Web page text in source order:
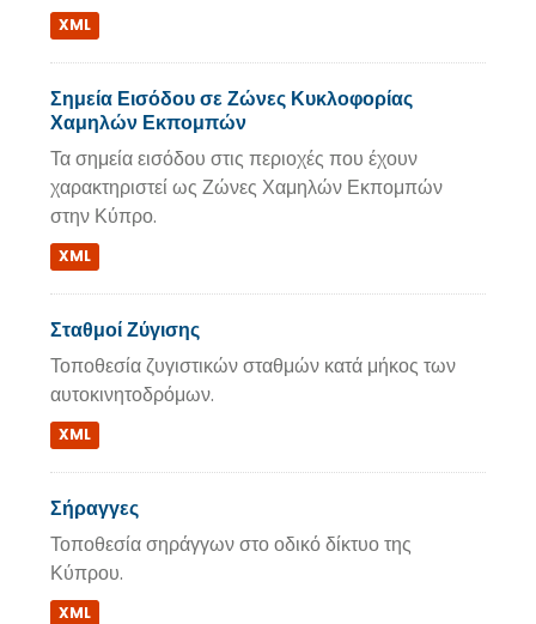
XML
Σημεία Εισόδου σε Ζώνες Κυκλοφορίας
Χαμηλών Εκπομπών
Τα σημεία εισόδου στις περιοχές που έχουν
χαρακτηριστεί ως Ζώνες Χαμηλών Εκπομπών
στην Κύπρο.
XML
Σταθμοί Ζύγισης
Τοποθεσία ζυγιστικών σταθμών κατά μήκος των
αυτοκινητοδρόμων.
XML
Σήραγγες
Τοποθεσία σηράγγων στο οδικό δίκτυο της
Κύπρου.
XML